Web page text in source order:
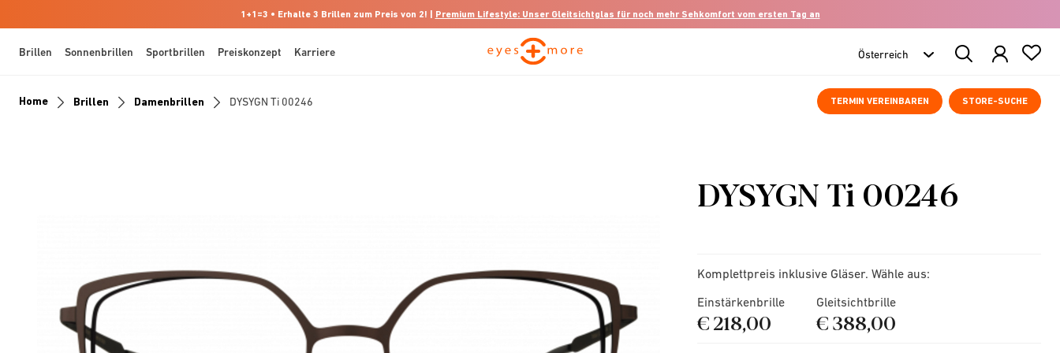
1+1=3 • Erhalte 3 Brillen zum Preis von 2! | Premium Lifestyle: Unser Gleitsichtglas für noch mehr Sehkomfort vom ersten Tag an
Brillen Sonnenbrillen Sportbrillen Preiskonzept Karriere
Search
Products
TERMIN VEREINBAREN STORE-SUCHE
Home Brillen Damenbrillen DYSYGN Ti 00246
DYSYGN Ti 00246
Komplettpreis inklusive Gläser. Wähle aus:
Einstärkenbrille
€ 218,00
Gleitsichtbrille
€ 388,00